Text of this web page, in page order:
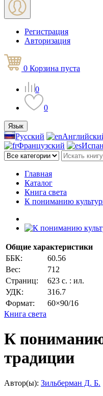
Регистрация
Авторизация
0 Корзина пуста
0
0
Язык
Русский
Французский
Главная
Каталог
Книга света
К пониманию
Общие характеристики
ББК:
60.56
Вес:
712
Страниц:
623 с. : ил.
УДК:
316.7
Формат:
60×90/16
Книга света
К
традиции
Автор(ы): Зильберман Д. Б.